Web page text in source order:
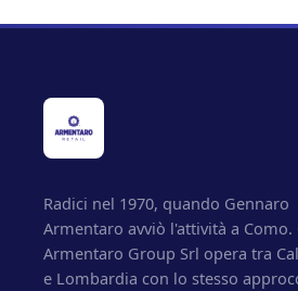
Radici nel 1970, quando Gennaro
Armentaro avviò l'attività a Como.
Armentaro Group Srl opera tra
e Lombardia con lo stesso